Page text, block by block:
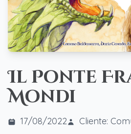
Il Ponte
Mondi
17/08/2022 Cliente: